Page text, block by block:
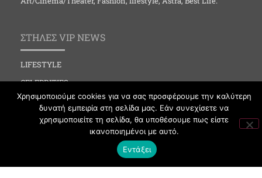
ΣΤΗΛΕΣ VIP NEWS
LIFESTYLE
CELEBRITIES
MEDIA
SOCIAL EVENTS
Χρησιμοποιούμε cookies για να σας προσφέρουμε την καλύτερη
δυνατή εμπειρία στη σελίδα μας. Εάν συνεχίσετε να
χρησιμοποιείτε τη σελίδα, θα υποθέσουμε πως είστε
ικανοποιημένοι με αυτό.
Εντάξει